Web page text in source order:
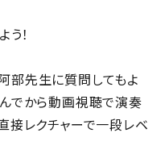
！
部先生に質問してもよ
でから動画視聴で演奏
接レクチャーで一段レベ